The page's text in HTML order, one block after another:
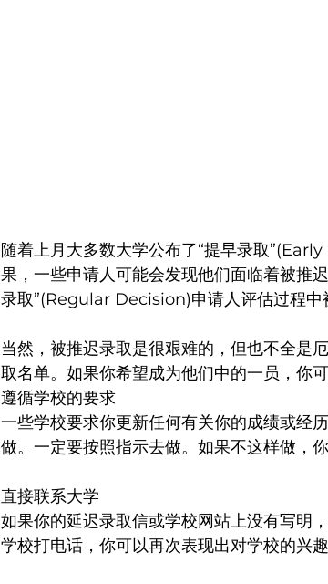
随着上月大多数大学公布了“提早录取
果，一些申请人可能会发现他们面临着被
录取”(Regular Decision)申请人评估过程中
当然，被推迟录取是很艰难的，但也不全是
取名单。如果你希望成为他们中的一员，你
遵循学校的要求
一些学校要求你更新任何有关你的成绩或经
做。一定要按照指示去做。如果不这样做，你
直接联系大学
如果你的延迟录取信或学校网站上没有写明
学校打电话，你可以再次表现出对学校的兴